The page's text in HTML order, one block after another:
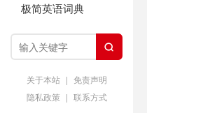
极简英语词典

关于本站 | 免责声明
隐私政策 | 联系方式